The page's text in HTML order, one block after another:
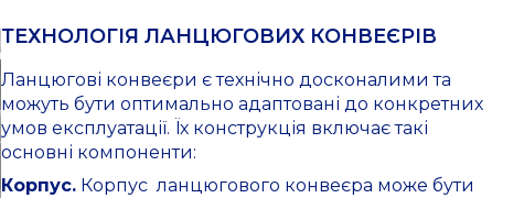
ТЕХНОЛОГІЯ ЛАНЦЮГОВИХ КОНВЕЄРІВ
Ланцюгові конвеєри є технічно досконалими та
можуть бути оптимально адаптовані до конкретних
умов експлуатації. Їх конструкція включає такі
основні компоненти:
Корпус. Корпус ланцюгового конвеєра може бути